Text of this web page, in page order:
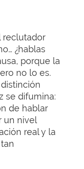
reclutador
¿hablas
porque la
no lo es.
se difumina:
de hablar
un nivel
real y la